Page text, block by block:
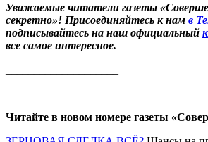
Уважаемые читатели газеты
секретно»! Присоединяйтесь к нам в
подписывайтесь на наш официальный
все самое интересное.
Читайте в новом номере газеты